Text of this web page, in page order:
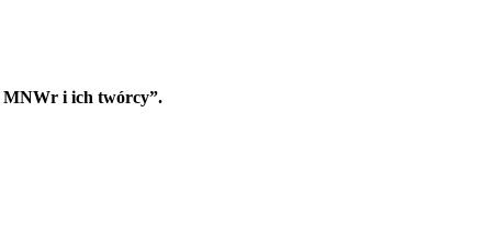
MNWr i ich twórcy”.